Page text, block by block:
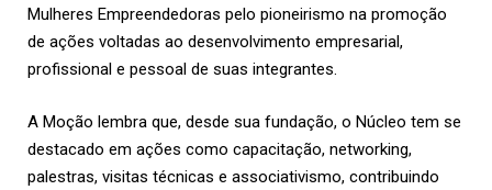
Mulheres Empreendedoras pelo pioneirismo na promoção
de ações voltadas ao desenvolvimento empresarial,
profissional e pessoal de suas integrantes.
A Moção lembra que, desde sua fundação, o Núcleo tem se
destacado em ações como capacitação, networking,
palestras, visitas técnicas e associativismo, contribuindo